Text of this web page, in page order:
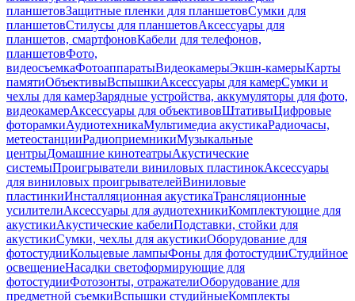
планшетовЗащитные пленки для планшетовСумки для
планшетовСтилусы для планшетовАксессуары для
планшетов, смартфоновКабели для телефонов,
планшетовФото,
видеосъемкаФотоаппаратыВидеокамерыЭкшн-камерыКарты
памятиОбъективыВспышкиАксессуары для камерСумки и
чехлы для камерЗарядные устройства, аккумуляторы для фото,
видеокамерАксессуары для объективовШтативыЦифровые
фоторамкиАудиотехникаМультимедиа акустикаРадиочасы,
метеостанцииРадиоприемникиМузыкальные
центрыДомашние кинотеатрыАкустические
системыПроигрыватели виниловых пластинокАксессуары
для виниловых проигрывателейВиниловые
пластинкиИнсталляционная акустикаТрансляционные
усилителиАксессуары для аудиотехникиКомплектующие для
акустикиАкустические кабелиПодставки, стойки для
акустикиСумки, чехлы для акустикиОборудование для
фотостудииКольцевые лампыФоны для фотостудииСтудийное
освещениеНасадки светоформирующие для
фотостудииФотозонты, отражателиОборудование для
предметной съемкиВспышки студийныеКомплекты